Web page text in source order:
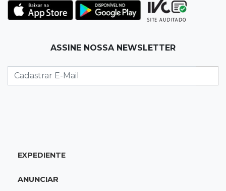
poste de energia elétrica
Campo Grande tem quatro interdições no
Pais passam kung-fu de geração em geração
ASSINE NOSSA NEWSLETTER
EXPEDIENTE
ANUNCIAR